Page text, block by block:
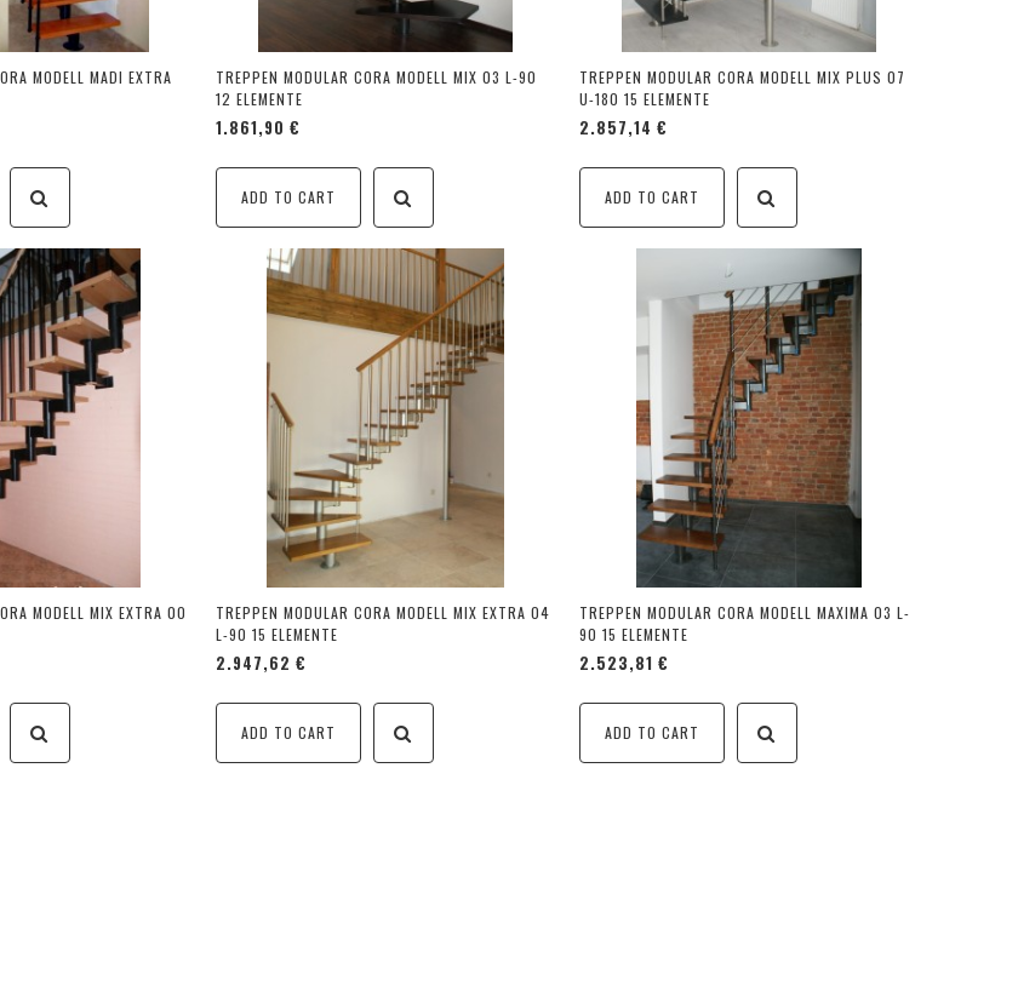
MODELL MADI EXTRA
TREPPEN MODULAR CORA MODELL MIX 03 L-90
12 ELEMENTE
1.861,90 €
ADD TO CART
TREPPEN MODULAR CORA MODELL MIX PLUS 07
U-180 15 ELEMENTE
2.857,14 €
ADD TO CART
MODELL MIX EXTRA 00
TREPPEN MODULAR CORA MODELL MIX EXTRA 04
L-90 15 ELEMENTE
2.947,62 €
ADD TO CART
TREPPEN MODULAR CORA MODELL MAXIMA 03 L-
90 15 ELEMENTE
2.523,81 €
ADD TO CART